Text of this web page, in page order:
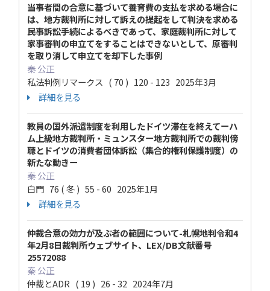
当事者間の合意に基づいて養育費の支払を求める場合に
は、地方裁判所に対して訴えの提起をして判決を求める
民事訴訟手続によるべきであって、家庭裁判所に対して
家事審判の申立てをすることはできないとして、原審判
を取り消して申立てを却下した事例
秦 公正
私法判例リマークス ( 70 ) 120 - 123 2025年3月
詳細を見る
教員の国外派遣制度を利用したドイツ滞在を終えてーハ
ム上級地方裁判所・ミュンスター地方裁判所での裁判傍
聴とドイツの消費者団体訴訟（集合的権利保護制度）の
新たな動きー
秦 公正
白門 76 ( 冬 ) 55 - 60 2025年1月
詳細を見る
仲裁合意の効力が及ぶ者の範囲について-札幌地判令和4
年2月8日裁判所ウェブサイト、LEX/DB文献番号
25572088
秦 公正
仲裁とADR ( 19 ) 26 - 32 2024年7月